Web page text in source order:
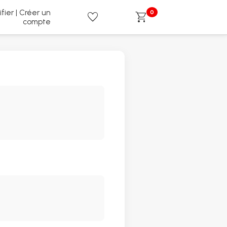
| Créer un
compte
favorite shopping_cart 0